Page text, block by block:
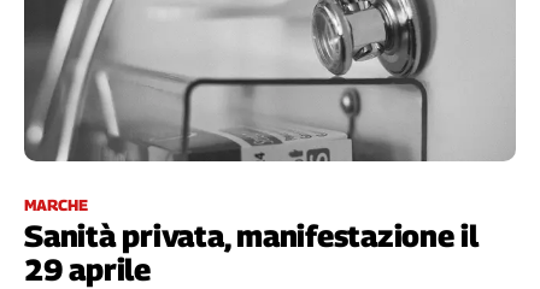
Ambiente
Diritti
Welfare
Italia
Internazionale
Categorie
Filcams
MARCHE
Sanità privata, manifestazione il
29 aprile